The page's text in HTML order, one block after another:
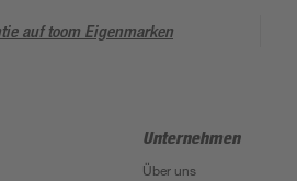
auf toom Eigenmarken
Unternehmen
Über uns